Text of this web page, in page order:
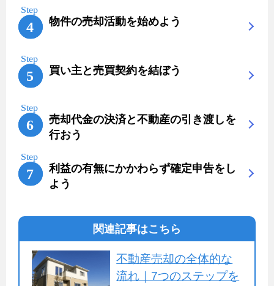
物件の売却活動を始めよう
買い主と売買契約を結ぼう
売却代金の決済と不動産の引き渡しを
行おう
利益の有無にかかわらず確定申告をし
よう
関連記事はこちら
不動産売却の全体的な
流れ｜7つのステップを